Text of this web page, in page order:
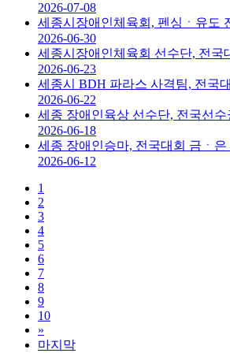
2026-07-08
세종시장애인체육회, 펜싱ㆍ유도
2026-06-30
세종시장애인체육회 선수단, 전국
2026-06-23
세종시 BDH 파라스 사격팀, 전국
2026-06-22
세종 장애인육상 선수단, 전국선
2026-06-18
세종 장애인승마, 전국대회 금ㆍ은
2026-06-12
1
2
3
4
5
6
7
8
9
10
»
마지막